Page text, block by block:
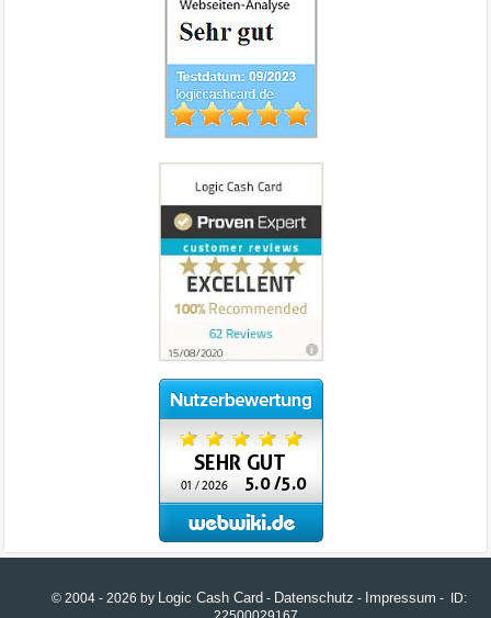
© 2004 - 2026 by Logic Cash Card - Datenschutz - Impressum - ID: